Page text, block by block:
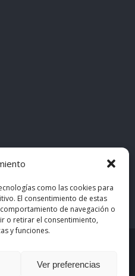
como las cookies para
El consentimiento de estas
de navegación o
o retirar el consentimiento,
y funciones.
Ver preferencias
a sus autores